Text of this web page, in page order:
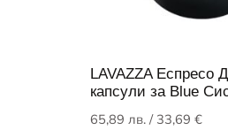
LAVAZZA Еспресо
капсули за Blue
65,89 лв. / 33,69 €